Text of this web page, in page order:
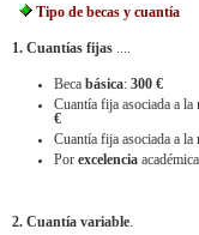
Tipo de becas y cuantía
1. Cuantías fijas
Beca básica: 300 €
Cuantía fija asociada a la
€
Cuantía fija asociada a la
Por excelencia
2. Cuantía variable